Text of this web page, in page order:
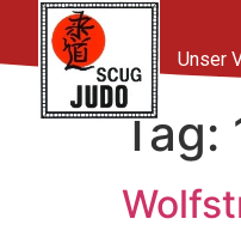
springen
Unser
Tag: